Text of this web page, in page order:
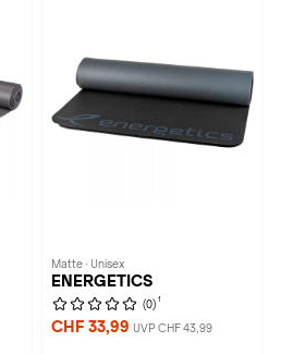
Matte · Unisex
ENERGETICS
(0) 1
CHF 33,99 UVP CHF 43,99